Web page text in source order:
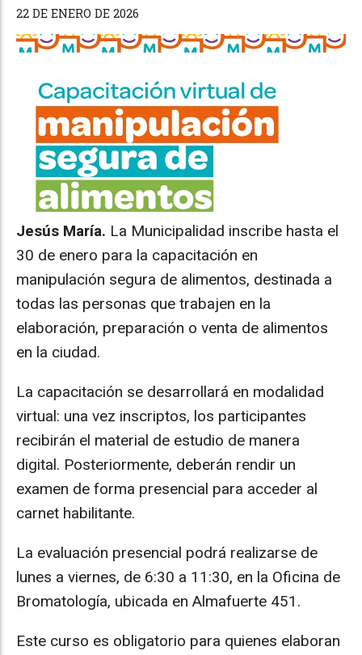
22 DE ENERO DE 2026
Jesús María. La Municipalidad inscribe hasta el
30 de enero para la capacitación en
manipulación segura de alimentos, destinada a
todas las personas que trabajen en la
elaboración, preparación o venta de alimentos
en la ciudad.
La capacitación se desarrollará en modalidad
virtual: una vez inscriptos, los participantes
recibirán el material de estudio de manera
digital. Posteriormente, deberán rendir un
examen de forma presencial para acceder al
carnet habilitante.
La evaluación presencial podrá realizarse de
lunes a viernes, de 6:30 a 11:30, en la Oficina de
Bromatología, ubicada en Almafuerte 451.
Este curso es obligatorio para quienes elaboran